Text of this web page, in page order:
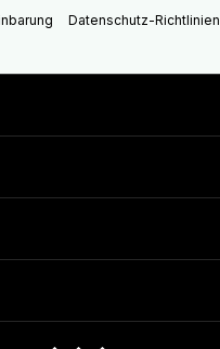
Datenschutz-Richtlinien